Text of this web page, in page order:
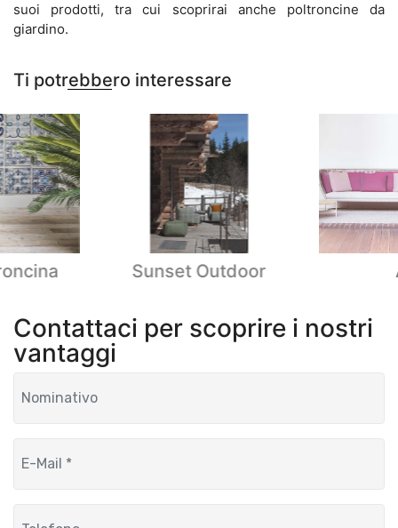
suoi prodotti, tra cui scoprirai anche poltroncine da
giardino.
Ti potrebbero interessare
Sunset Outdoor
Contattaci per scoprire i nostri
vantaggi